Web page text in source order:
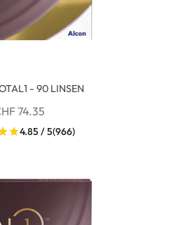
- 90 LINSEN
74.35
4.85 / 5(966)